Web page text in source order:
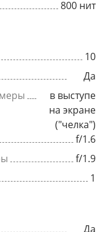
800 нит
10
Да
в выступе
на экране
("челка")
f/1.6
f/1.9
1
Да